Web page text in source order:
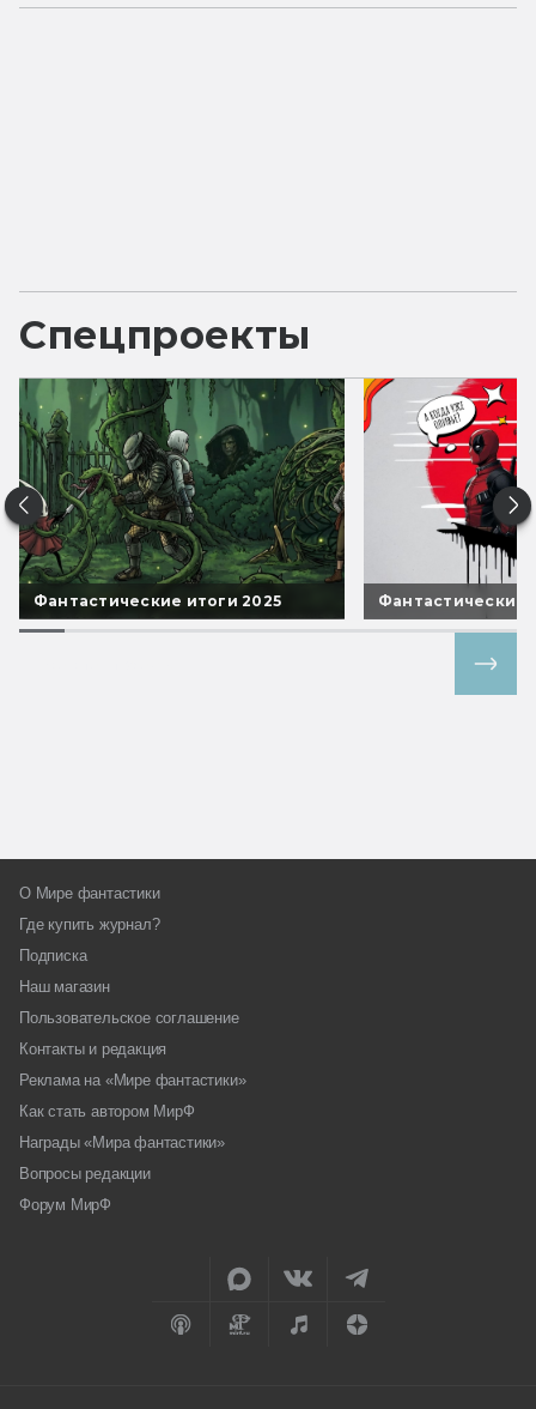
Спецпроекты
Фантастические итоги 2025 Фантастические
О Мире фантастики
Где купить журнал?
Подписка
Наш магазин
Пользовательское соглашение
Контакты и редакция
Реклама на «Мире фантастики»
Как стать автором МирФ
Награды «Мира фантастики»
Вопросы редакции
Форум МирФ